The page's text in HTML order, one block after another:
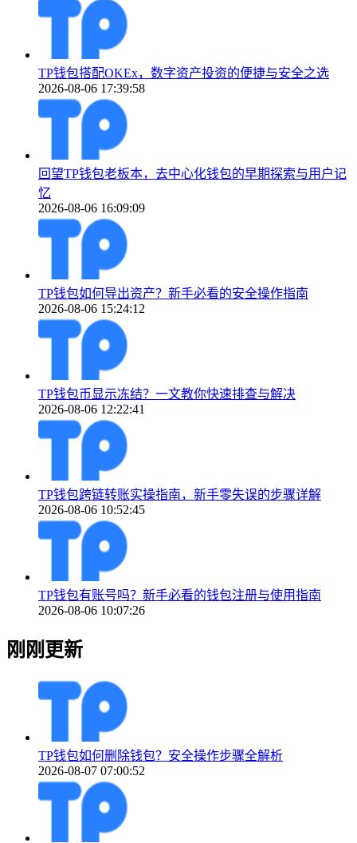
TP钱包搭配OKEx，数字资产投资的便捷与安全之选
2026-08-06 17:39:58
回望TP钱包老板本，去中心化钱包的早期探索与用户记
忆
2026-08-06 16:09:09
TP钱包如何导出资产？新手必看的安全操作指南
2026-08-06 15:24:12
TP钱包币显示冻结？一文教你快速排查与解决
2026-08-06 12:22:41
TP钱包跨链转账实操指南，新手零失误的步骤详解
2026-08-06 10:52:45
TP钱包有账号吗？新手必看的钱包注册与使用指南
2026-08-06 10:07:26
刚刚更新
TP钱包如何删除钱包？安全操作步骤全解析
2026-08-07 07:00:52